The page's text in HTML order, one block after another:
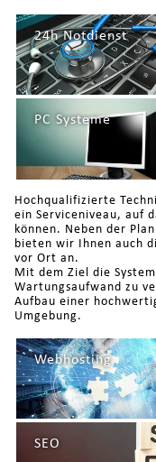
24h Notdienst
PC Systeme
Hochqualifizierte
ein Serviceniveau, auf
können. Neben der
bieten wir Ihnen auch
vor Ort an.
Mit dem Ziel die
Wartungsaufwand zu
Aufbau einer
Umgebung.
Webhosting
SEO